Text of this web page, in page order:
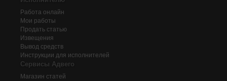
Работа онлайн
Мои работы
Продать статью
Извещения
Вывод средств
Инструкции для исполнителей
Сервисы Адвего
Магазин статей